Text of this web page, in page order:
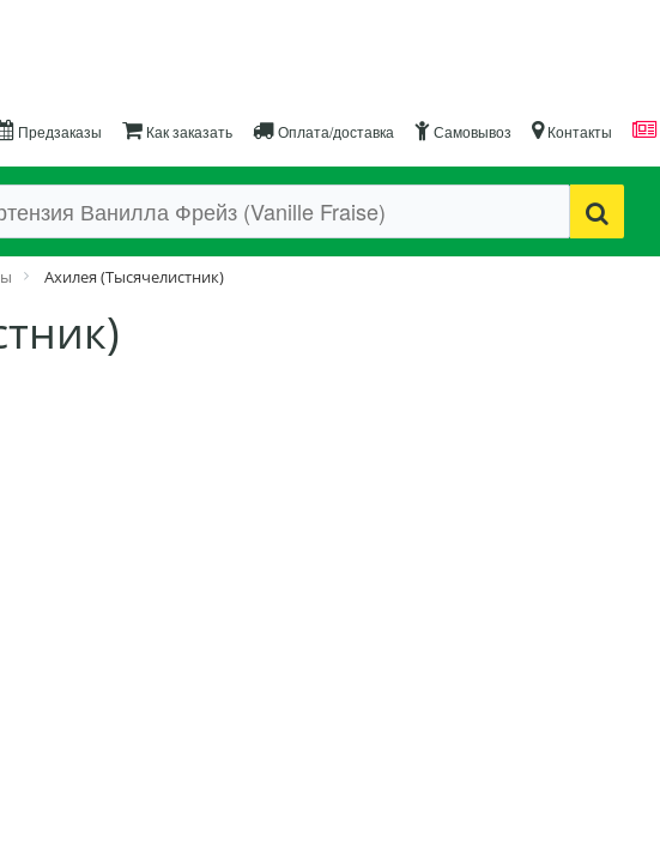
Предзаказы Как заказать Оплата/доставка Самовывоз Контакты
Ахилея (Тысячелистник)